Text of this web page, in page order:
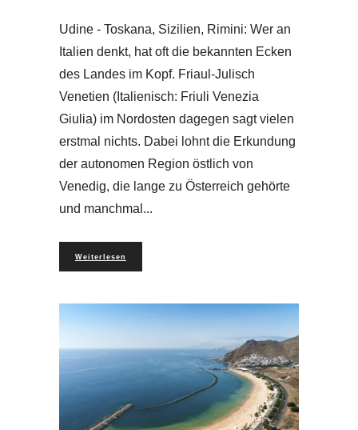
Udine - Toskana, Sizilien, Rimini: Wer an
Italien denkt, hat oft die bekannten Ecken
des Landes im Kopf. Friaul-Julisch
Venetien (Italienisch: Friuli Venezia
Giulia) im Nordosten dagegen sagt vielen
erstmal nichts. Dabei lohnt die Erkundung
der autonomen Region östlich von
Venedig, die lange zu Österreich gehörte
und manchmal
Weiterlesen